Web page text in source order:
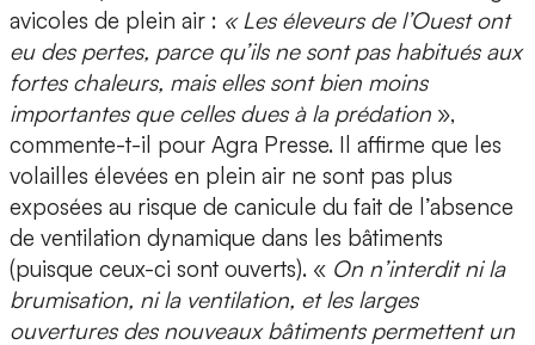
avicoles de plein air : « Les éleveurs de l’Ouest ont
eu des pertes, parce qu’ils ne sont pas habitués aux
fortes chaleurs, mais elles sont bien moins
importantes que celles dues à la prédation »,
commente-t-il pour Agra Presse. Il affirme que les
volailles élevées en plein air ne sont pas plus
exposées au risque de canicule du fait de l’absence
de ventilation dynamique dans les bâtiments
(puisque ceux-ci sont ouverts). « On n’interdit ni la
brumisation, ni la ventilation, et les larges
ouvertures des nouveaux bâtiments permettent un